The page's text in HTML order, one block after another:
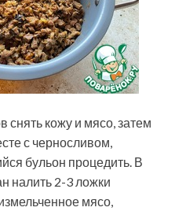
снять кожу и мясо, затем
с черносливом,
бульон процедить. В
налить 2-3 ложки
мясо,